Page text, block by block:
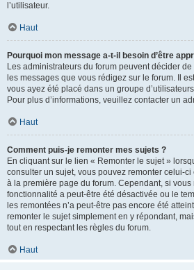
l’utilisateur.
Haut
Pourquoi mon message a-t-il besoin d’être
Les administrateurs du forum peuvent décider
les messages que vous rédigez sur le forum. Il
vous ayez été placé dans un groupe
Pour plus d’informations, veuillez contacter un
Haut
Comment puis-je remonter mes sujets ?
En cliquant sur le lien « Remonter le sujet »
consulter un sujet, vous pouvez remonter celui-
à la première page du forum. Cependant, si vous
fonctionnalité a peut-être été désactivée ou le
les remontées n’a peut-être pas encore été
remonter le sujet simplement en y répondant,
tout en respectant les règles du forum.
Haut